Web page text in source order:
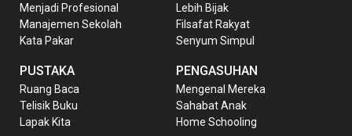
Menjadi Profesional
Manajemen Sekolah
Kata Pakar
PUSTAKA
Ruang Baca
Telisik Buku
Lapak Kita
Lebih Bijak
Filsafat Rakyat
Senyum Simpul
PENGASUHAN
Mengenal Mereka
Sahabat Anak
Home Schooling